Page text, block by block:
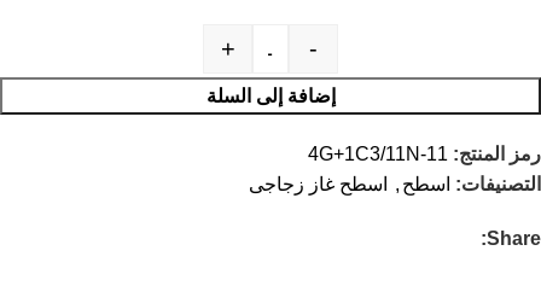
-
+
إضافة إلى السلة
رمز المنتج: 11-4G+1C3/11N
التصنيفات: اسطح , اسطح غاز زجاجى
Share: